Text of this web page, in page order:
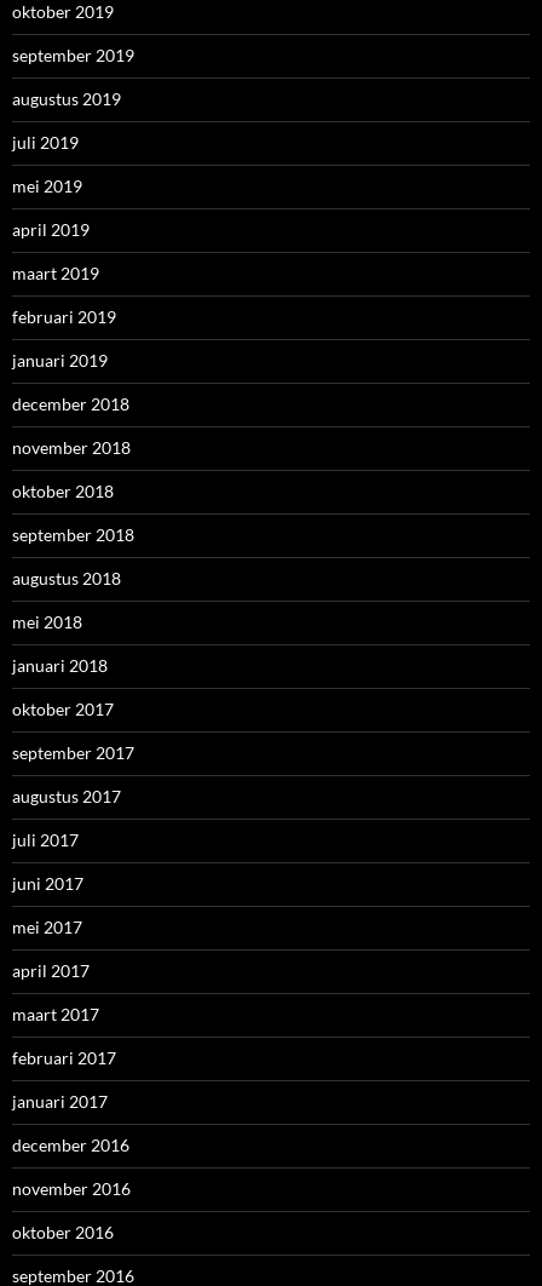
oktober 2019
september 2019
augustus 2019
juli 2019
mei 2019
april 2019
maart 2019
februari 2019
januari 2019
december 2018
november 2018
oktober 2018
september 2018
augustus 2018
mei 2018
januari 2018
oktober 2017
september 2017
augustus 2017
juli 2017
juni 2017
mei 2017
april 2017
maart 2017
februari 2017
januari 2017
december 2016
november 2016
oktober 2016
september 2016